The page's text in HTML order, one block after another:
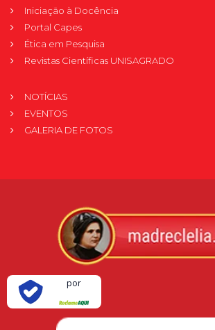
Iniciação à Docência
Portal Capes
Ética em Pesquisa
Revistas Científicas UNISAGRADO
NOTÍCIAS
EVENTOS
GALERIA DE FOTOS
por